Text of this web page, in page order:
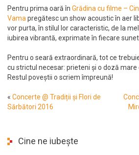
Pentru prima oară în Grădina cu filme –
Vama pregătesc un show acoustic în aer
vor purta, în stilul lor caracteristic, de la
iubirea vibrantă, exprimate în fiecare sunet
Pentru o seară extraordinară, tot ce
cu strictul necesar: prieteni și o doză
Restul poveștii o scriem împreună!
« Concerte @ Tradiții și Flori de
Sărbători 2016
Cine ne iubește